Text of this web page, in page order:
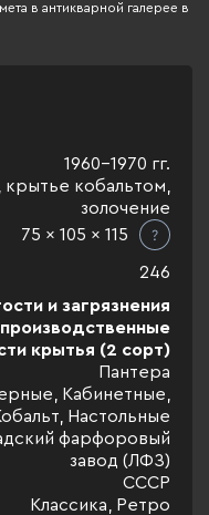
в антикварной галерее в
1960-1970 гг.
кобальтом,
золочение
75 x 105 x 115
246
и загрязнения
крытья (2 сорт)
Пантера
Кабинетные,
Настольные
фарфоровый
завод (ЛФЗ)
СССР
Классика, Ретро